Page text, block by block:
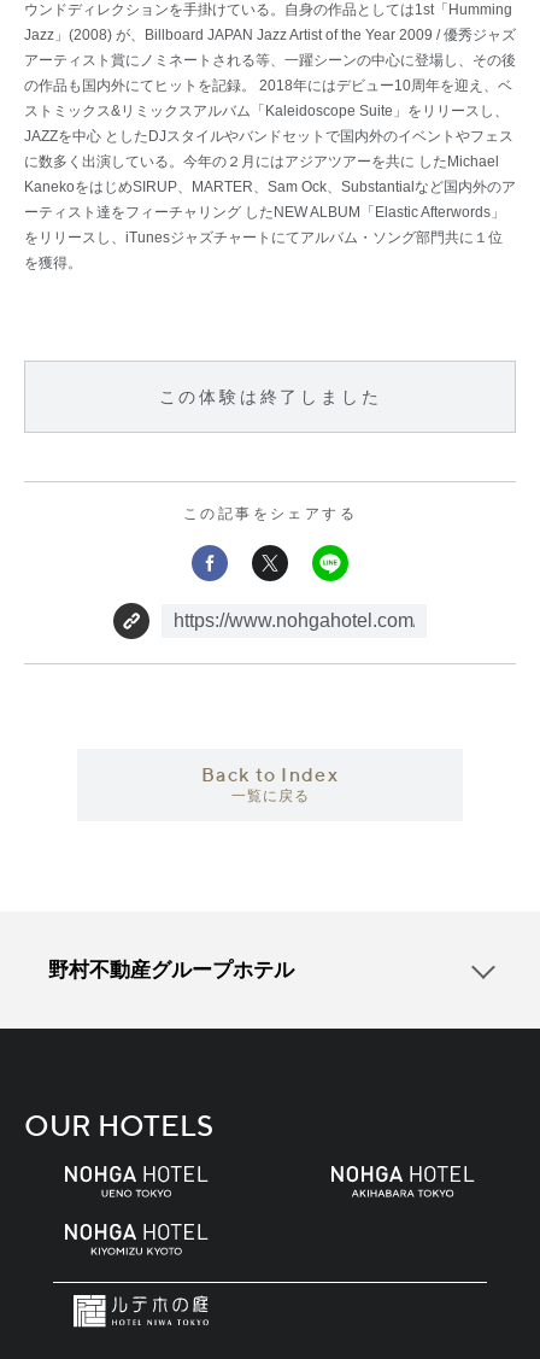
ウンドディレクションを手掛けている。自身の作品としては1st「Humming
Jazz」(2008) が、Billboard JAPAN Jazz Artist of the Year 2009 / 優秀ジャズ
アーティスト賞にノミネートされる等、一躍シーンの中心に登場し、その後
の作品も国内外にてヒットを記録。 2018年にはデビュー10周年を迎え、ベ
ストミックス&リミックスアルバム「Kaleidoscope Suite」をリリースし、
JAZZを中心 としたDJスタイルやバンドセットで国内外のイベントやフェス
に数多く出演している。今年の２月にはアジアツアーを共に したMichael
KanekoをはじめSIRUP、MARTER、Sam Ock、Substantialなど国内外のア
ーティスト達をフィーチャリング したNEW ALBUM「Elastic Afterwords」
をリリースし、iTunesジャズチャートにてアルバム・ソング部門共に１位
を獲得。
この体験は終了しました
この記事をシェアする
Back to Index
一覧に戻る
野村不動産グループホテル
OUR HOTELS